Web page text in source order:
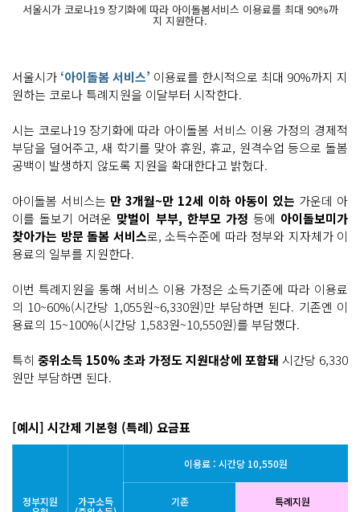
서울시가 코로나19 장기화에 따라 아이돌봄서비스 이용료를 최대 90%까
지 지원한다.
서울시가 ‘아이돌봄 서비스’ 이용료를 한시적으로 최대 90%까지 지
원하는 코로나 특례지원을 이달부터 시작한다.
시는 코로나19 장기화에 따라 아이돌봄 서비스 이용 가정의 경제적
부담을 덜어주고, 새 학기를 맞아 휴원, 휴교, 원격수업 등으로 돌봄
공백이 발생하지 않도록 지원을 확대한다고 밝혔다.
아이돌봄 서비스는 만 3개월~만 12세 이하 아동이 있는 가운데 아
이를 돌보기 어려운 맞벌이 부부, 한부모 가정 등에 아이돌보미가
찾아가는 방문 돌봄 서비스로, 소득수준에 따라 정부와 지자체가 이
용료의 일부를 지원한다.
이번 특례지원을 통해 서비스 이용 가정은 소득기준에 따라 이용료
의 10~60%(시간당 1,055원~6,330원)만 부담하면 된다. 기존엔 이
용료의 15~100%(시간당 1,583원~10,550원)를 부담했다.
특히 중위소득 150% 초과 가정도 지원대상에 포함돼 시간당 6,330
원만 부담하면 된다.
[예시] 시간제 기본형 (특례) 요금표
정부지원 가구소득
이용료 : 시간당 10,550원
기존 특례지원